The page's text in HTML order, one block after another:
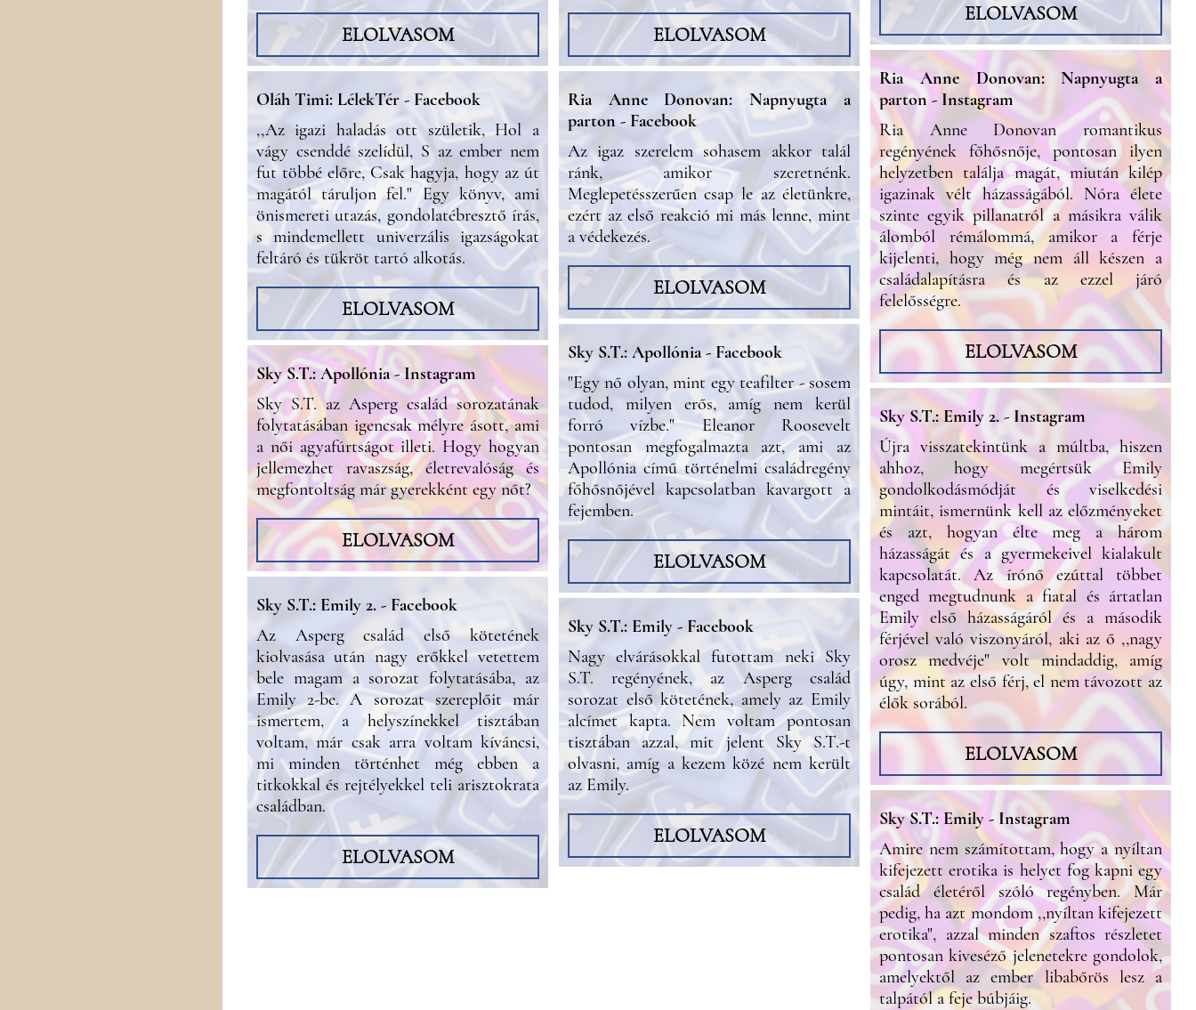
ELOLVASOM
Oláh Timi: LélekTér - Facebook
,,Az igazi haladás ott születik, Hol a
vágy csenddé szelídül, S az ember nem
fut többé előre, Csak hagyja, hogy az út
magától táruljon fel." Egy könyv, ami
önismereti utazás, gondolatébresztő írás,
s mindemellett univerzális igazságokat
feltáró és tükröt tartó alkotás.
ELOLVASOM
Sky S.T.: Apollónia - Instagram
Sky S.T. az Asperg család sorozatának
folytatásában igencsak mélyre ásott, ami
a női agyafúrtságot illeti. Hogy hogyan
jellemezhet ravaszság, életrevalóság és
megfontoltság már gyerekként egy nőt?
ELOLVASOM
Sky S.T.: Emily 2. - Facebook
Az Asperg család első kötetének
kiolvasása után nagy erőkkel vetettem
bele magam a sorozat folytatásába, az
Emily 2-be. A sorozat szereplőit már
ismertem, a helyszínekkel tisztában
voltam, már csak arra voltam kíváncsi,
mi minden történhet még ebben a
titkokkal és rejtélyekkel teli arisztokrata
családban.
ELOLVASOM
ELOLVASOM
Ria Anne Donovan: Napnyugta a
parton - Facebook
Az igaz szerelem sohasem akkor talál
ránk, amikor szeretnénk.
Meglepetésszerűen csap le az életünkre,
ezért az első reakció mi más lenne, mint
a védekezés.
ELOLVASOM
Sky S.T.: Apollónia - Facebook
"Egy nő olyan, mint egy teafilter - sosem
tudod, milyen erős, amíg nem kerül
forró vízbe." Eleanor Roosevelt
pontosan megfogalmazta azt, ami az
Apollónia című történelmi családregény
főhősnőjével kapcsolatban kavargott a
fejemben.
ELOLVASOM
Sky S.T.: Emily - Facebook
Nagy elvárásokkal futottam neki Sky
S.T. regényének, az Asperg család
sorozat első kötetének, amely az Emily
alcímet kapta. Nem voltam pontosan
tisztában azzal, mit jelent Sky S.T.-t
olvasni, amíg a kezem közé nem került
az Emily.
ELOLVASOM
ELOLVASOM
Ria Anne Donovan: Napnyugta a
parton - Instagram
Ria Anne Donovan romantikus
regényének főhősnője, pontosan ilyen
helyzetben találja magát, miután kilép
igazinak vélt házasságából. Nóra élete
szinte egyik pillanatról a másikra válik
álomból rémálommá, amikor a férje
kijelenti, hogy még nem áll készen a
családalapításra és az ezzel járó
felelősségre.
ELOLVASOM
Sky S.T.: Emily 2. - Instagram
Újra visszatekintünk a múltba, hiszen
ahhoz, hogy megértsük Emily
gondolkodásmódját és viselkedési
mintáit, ismernünk kell az előzményeket
és azt, hogyan élte meg a három
házasságát és a gyermekeivel kialakult
kapcsolatát. Az írónő ezúttal többet
enged megtudnunk a fiatal és ártatlan
Emily első házasságáról és a második
férjével való viszonyáról, aki az ő ,,nagy
orosz medvéje" volt mindaddig, amíg
úgy, mint az első férj, el nem távozott az
élők sorából.
ELOLVASOM
Sky S.T.: Emily - Instagram
Amire nem számítottam, hogy a nyíltan
kifejezett erotika is helyet fog kapni egy
család életéről szóló regényben. Már
pedig, ha azt mondom ,,nyíltan kifejezett
erotika", azzal minden szaftos részletet
pontosan kiveséző jelenetekre gondolok,
amelyektől az ember libabőrös lesz a
talpától a feje búbjáig.